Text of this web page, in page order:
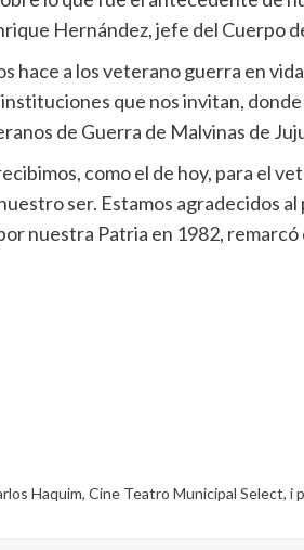
Hernández, jefe del Cuerpo
hace a los veterano guerra en
que nos invitan,
de Guerra de Malvinas de
como el de hoy, para el
ser. Estamos agradecidos
nuestra Patria en 1982,
Haquim, Cine Teatro Municipal Select, i